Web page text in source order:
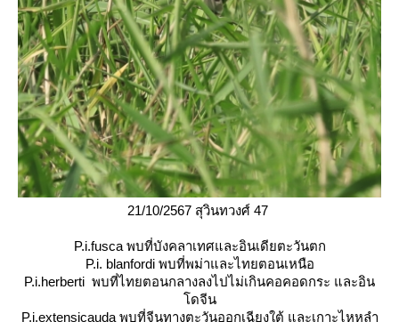
21/10/2567 สุวินทวงศ์ 47
P.i.fuscaพบที่บังคลาเทศและอินเดียตะวันตก
P.i. blanfordi พบที่พม่าและไทยตอนเหนือ
P.i.herberti พบที่ไทยตอนกลางลงไปไม่เกินคอคอดกระ และอิน
ดจีน
P.i.extensicaudaพบที่จีนทางตะวันออกเฉียงใต้ และเกาะไหหลำ